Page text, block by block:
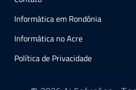
Informática em Rondônia
Informática no Acre
Política de Privacidade